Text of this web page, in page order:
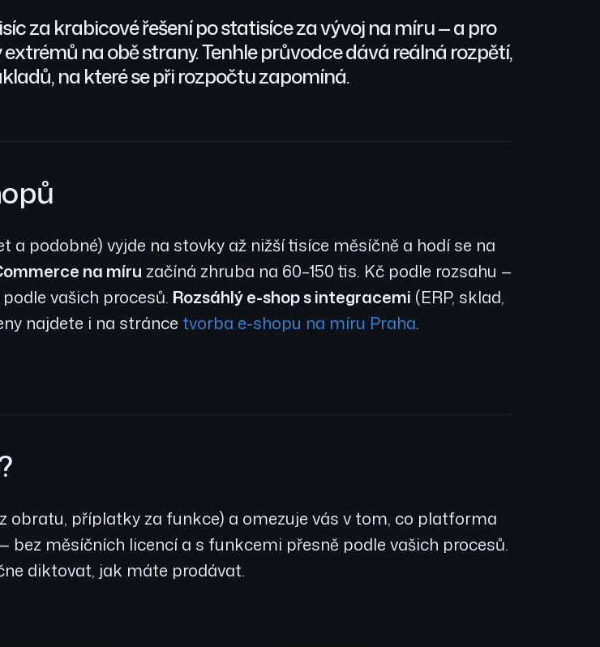
za krabicové řešení po statisíce za vývoj na míru — a pro
na obě strany. Tenhle průvodce dává reálná rozpětí,
na které se při rozpočtu zapomíná.
a podobné) vyjde na stovky až nižší tisíce měsíčně a hodí se na
na míru začíná zhruba na 60–150 tis. Kč podle rozsahu —
vašich procesů. Rozsáhlý e-shop s integracemi (ERP, sklad,
najdete i na stránce tvorba e-shopu na míru Praha.
obratu, příplatky za funkce) a omezuje vás v tom, co platforma
bez měsíčních licencí a s funkcemi přesně podle vašich procesů.
diktovat, jak máte prodávat.